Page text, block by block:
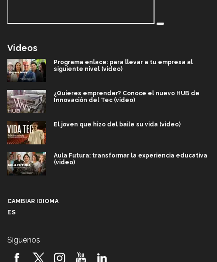
Videos
Programa enlace: para llevar a tu empresa al
siguiente nivel (video)
¿Quieres emprender? Conoce el nuevo HUB de
Innovación del Tec (video)
El joven que hizo del baile su vida (video)
Aula Futura: transformar la experiencia educativa
(video)
2026! (video)
CAMBIAR IDIOMA
ES
Síguenos